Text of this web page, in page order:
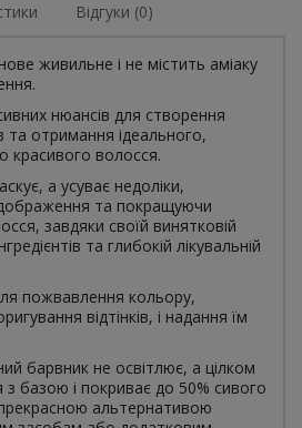
Відгуки (0)
живильне і не містить аміаку
нюансів для створення
та отримання ідеального,
красивого волосся.
а усуває недоліки,
та покращуючи
завдяки своїй винятковій
та глибокій лікувальній
пожвавлення кольору,
відтінків, і надання їм
барвник не освітлює, а цілком
базою і покриває до 50% сивого
альтернативою